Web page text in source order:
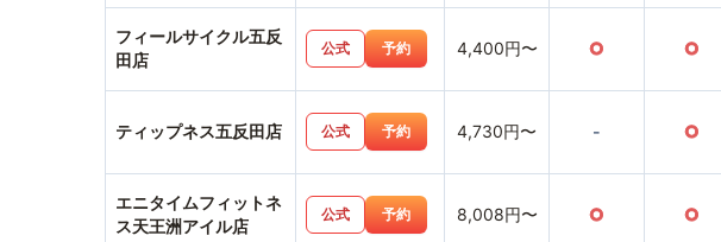
フィールサイクル五反
田店
公式 予約 4,400円〜 ○ ○
ティップネス五反田店 公式 予約 4,730円〜 - ○
エニタイムフィットネ
ス天王洲アイル店
公式 予約 8,008円〜 ○ ○